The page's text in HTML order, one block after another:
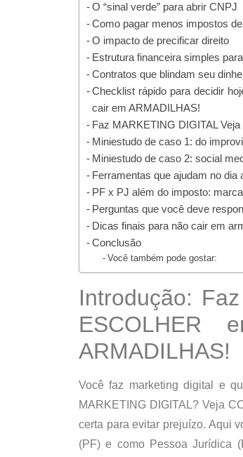
O “sinal verde” para abrir CNPJ
Como pagar menos impostos
O impacto de precificar direito
Estrutura financeira simples
Contratos que blindam seu
Checklist rápido para decidir
cair em ARMADILHAS!
Faz MARKETING DIGITAL
Miniestudo de caso 1: do
Miniestudo de caso 2: social
Ferramentas que ajudam no dia
PF x PJ além do imposto:
Perguntas que você deve
Dicas finais para não cair em
Conclusão
Você também pode gostar:
Introdução:
ARMADILHAS!
Você faz marketing digital e
MARKETING DIGITAL? Veja
certa para evitar prejuízo. Aqui
(PF) e como Pessoa Jurídica